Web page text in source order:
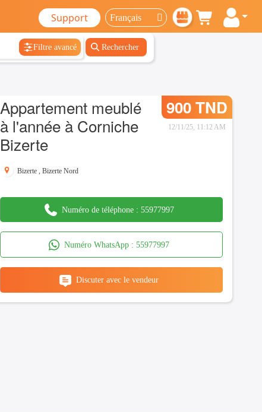
Support
Filtre avancé Rechercher
Appartement meublé
à l'année à Corniche
Bizerte
900 TND
12/11/25, 11:12 AM
Bizerte ,Bizerte Nord
Numéro de téléphone : 55977997
Numéro WhatsApp :55977997
Discuter avec le vendeur